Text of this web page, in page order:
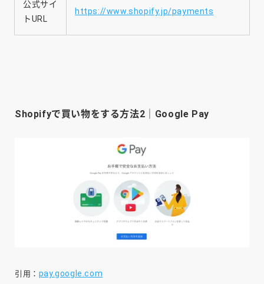
公式サイ
トURL
https://www.shopify.jp/payments
Shopifyで買い物をする方法2｜Google Pay
引用： pay.google.com